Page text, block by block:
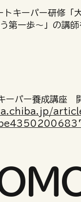
ーパー研修「
第一歩〜」の講
ーパー養成講座